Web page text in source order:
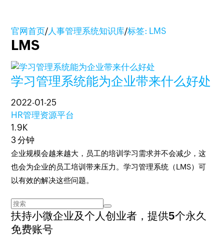
官网首页/人事管理系统知识库/标签: LMS
LMS
学习管理系统能为企业带来什么好处
2022-01-25
HR管理资源平台
1.9K
3 分钟
企业规模会越来越大，员工的培训学习需求并不会减少，这
也会为企业的员工培训带来压力。学习管理系统（LMS）可
以有效的解决这些问题。
扶持小微企业及个人创业者，提供5个永久
免费账号